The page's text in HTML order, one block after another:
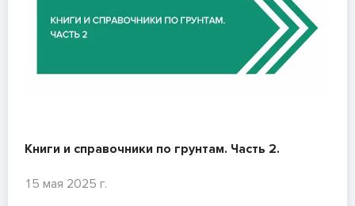
Книги и справочники по грунтам. Часть 2.
15 мая 2025 г.